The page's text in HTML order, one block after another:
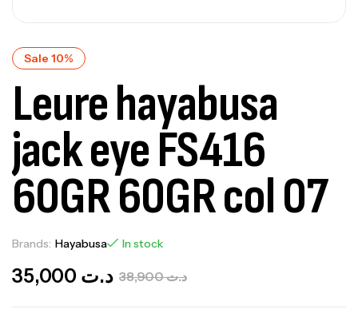
Sale 10%
Leure hayabusa
jack eye FS416
60GR 60GR col 07
Brands: Hayabusa In stock
د.ت38,900 د.ت